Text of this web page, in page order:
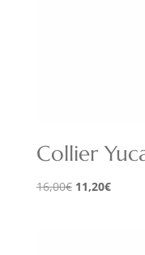
Collier
16,00€ Le
11,20€Le